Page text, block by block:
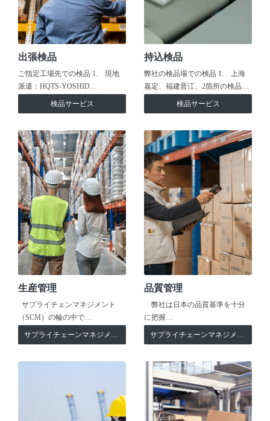
出張検品
ご指定工場先での検品 1. 現地
派遣：HQTS-YOSHID…
検品サービス
持込検品
弊社の検品場での検品 1. 上海
嘉定、福建晋江、2箇所の検品…
検品サービス
生産管理
サプライチェンマネジメント
（SCM）の輪の中で…
サプライチェーンマネジメント
品質管理
弊社は日本の品質基準を十分
に把握…
サプライチェーンマネジメント